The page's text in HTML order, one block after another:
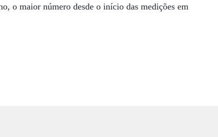
o maior número desde o início das medições em